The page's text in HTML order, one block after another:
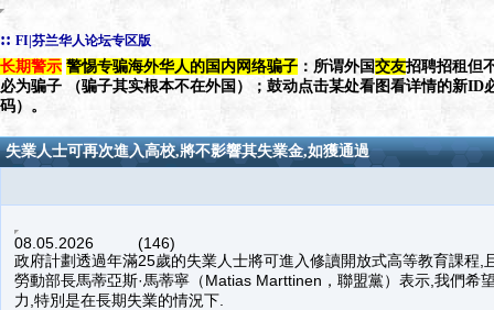
:: FI|芬兰华人论坛专区版
长期警示 警惕专骗海外华人的国内网络骗子 ：所谓外国交友招聘招租但
必为骗子 （骗子其实根本不在外国）；鼓动点击某处看图看详情的新ID
码）。
失業人士可再次進入高校,將不影響其失業金,如獲通過
08.05.2026 (146)
政府計劃透過年滿25歲的失業人士將可進入修讀開放式高等教育課程,
勞動部長馬蒂亞斯·馬蒂寧（Matias Marttinen，聯盟黨）表示,我們希
力,特別是在長期失業的情況下.